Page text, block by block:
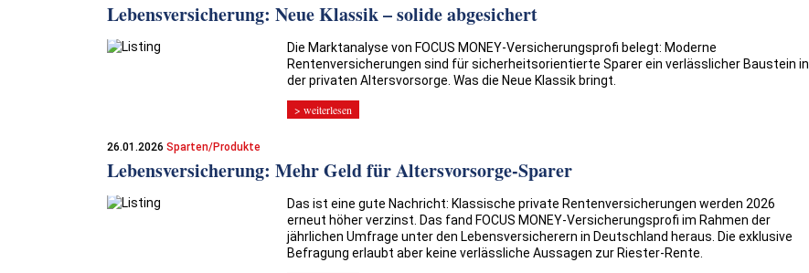
Lebensversicherung: Neue Klassik – solide abgesichert
Die Marktanalyse von FOCUS MONEY-Versicherungsprofi belegt: Moderne
Rentenversicherungen sind für sicherheitsorientierte Sparer ein verlässlicher Baustein in
der privaten Altersvorsorge. Was die Neue Klassik bringt.
> weiterlesen
26.01.2026 Sparten/Produkte
Lebensversicherung: Mehr Geld für Altersvorsorge-Sparer
Das ist eine gute Nachricht: Klassische private Rentenversicherungen werden 2026
erneut höher verzinst. Das fand FOCUS MONEY-Versicherungsprofi im Rahmen der
jährlichen Umfrage unter den Lebensversicherern in Deutschland heraus. Die exklusive
Befragung erlaubt aber keine verlässliche Aussagen zur Riester-Rente.